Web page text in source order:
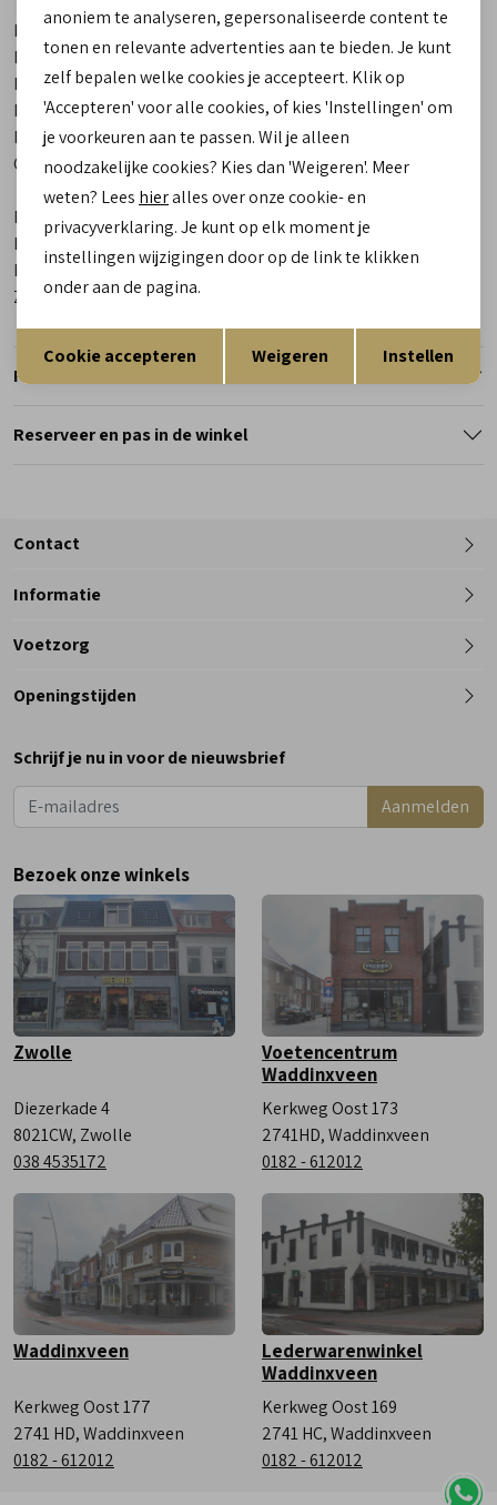
Merk
Hartjes
Leveranciercode
172.1901 01/00 Blues
Bestelcode
00024224-1
Breedtemaat
G
Los voetbed
Ja
Categorie
Korte laarsjes | veterboots |
chelseaboots
Kleur
Zwart
Materiaal buitenkant
Leer
Materiaal binnenkant
Textiel
Zool
Retourneren
Reserveer en pas in de winkel
Contact
Telefoon
Informatie
Voetzorg
Openingstijden
Dinsdag
Woensdag
9:00 - 18:00
Vrijdag
Zaterdag
9:00 - 17:00
Schrijf je nu in voor de nieuwsbrief
Aanmelden
Bezoek onze winkels
Zwolle
Diezerkade 4
8021CW, Zwolle
038 4535172
Voetencentrum
Waddinxveen
Kerkweg Oost 173
2741HD, Waddinxveen
0182 - 612012
Waddinxveen
Kerkweg Oost 177
2741 HD, Waddinxveen
0182 - 612012
Lederwarenwinkel
Waddinxveen
Kerkweg Oost 169
2741 HC, Waddinxveen
0182 - 612012
Terug Opslaan
anoniem te analyseren, gepersonaliseerde content te
tonen en relevante advertenties aan te bieden. Je kunt
zelf bepalen welke cookies je accepteert. Klik op
'Accepteren' voor alle cookies, of kies 'Instellingen' om
je voorkeuren aan te passen. Wil je alleen
noodzakelijke cookies? Kies dan 'Weigeren'. Meer
weten? Lees hieralles over onze cookie- en
privacyverklaring. Je kunt op elk moment je
instellingen wijzigingen door op de link te klikken
onder aan de pagina.
Cookie accepteren Weigeren Instellen